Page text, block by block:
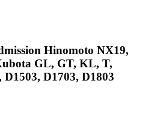
Hinomoto NX19,
GL, GT, KL, T,
D1703, D1803